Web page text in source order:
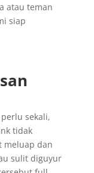
atau teman
siap
sekali,
tidak
meluap dan
sulit diguyur